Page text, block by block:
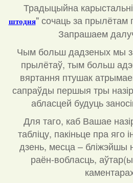
Традыцыйна
штодня" сочаць за прылётам
Запрашаем
Чым больш дадзеных мы
прылётаў, тым больш
вяртання птушак
сапраўды першыя тры
абласцей будуць
Для таго, каб Вашае
табліцу, пакіньце пра
дзень, месца – бліжэйшы
раён-вобласць,